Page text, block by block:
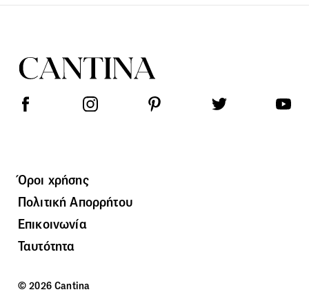
Όροι χρήσης
Πολιτική Απορρήτου
Επικοινωνία
Ταυτότητα
© 2026 Cantina